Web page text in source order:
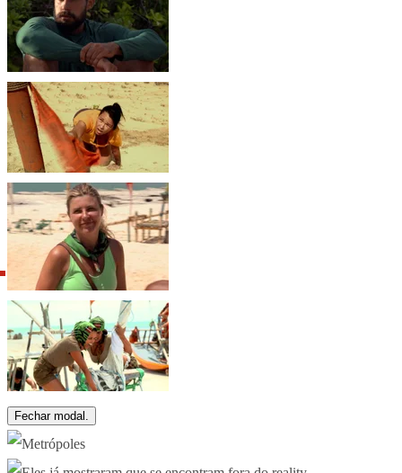
Fechar modal.